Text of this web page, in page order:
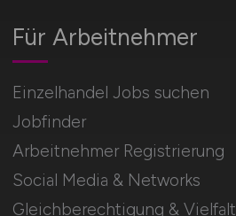
Für Arbeitnehmer
Einzelhandel Jobs suchen
Jobfinder
Arbeitnehmer Registrierung
Social Media & Networks
Gleichberechtigung & Vielfalt